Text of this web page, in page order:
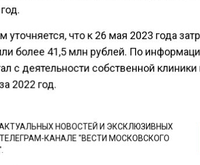
уточняется, что к 26 мая 2023 года
более 41,5 млн рублей. По
с деятельности собственной
2022 год.
НОВОСТЕЙ И ЭКСКЛЮЗИВНЫХ
КАНАЛЕ "ВЕСТИ МОСКОВСКОГО